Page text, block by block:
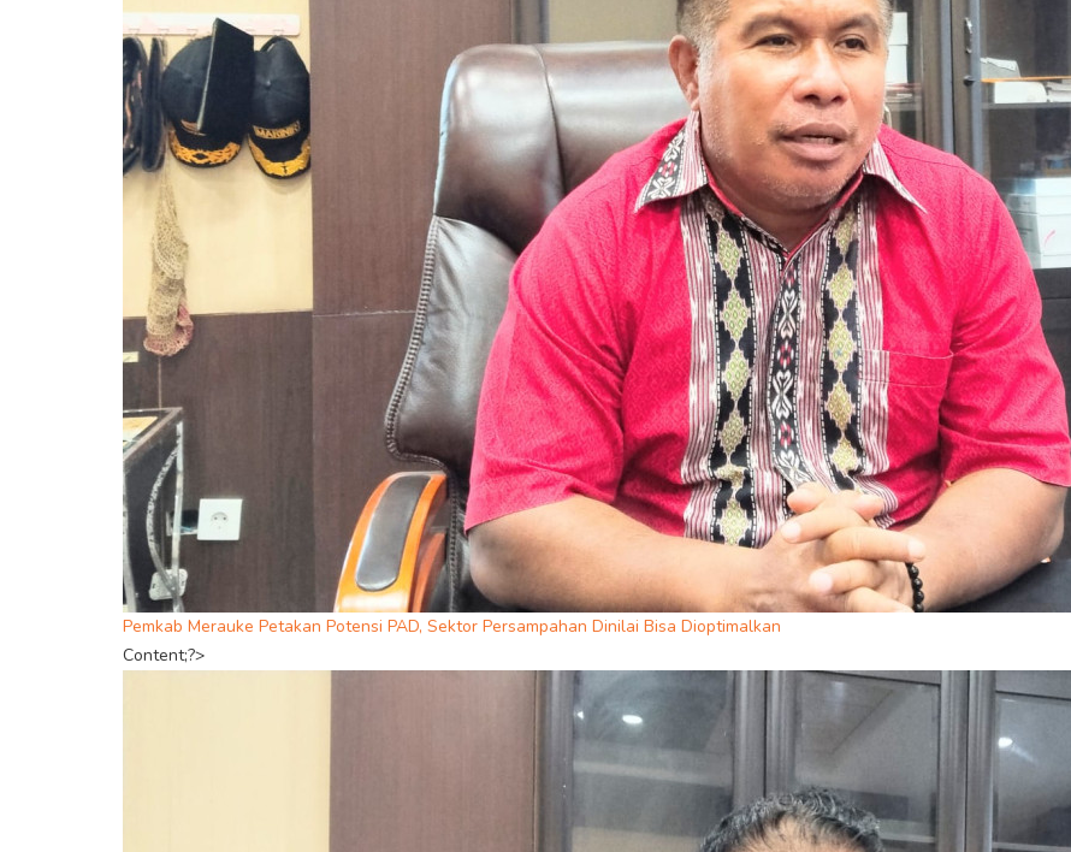
Pemkab Merauke Petakan Potensi PAD, Sektor Persampahan Dinilai Bisa Dioptimalkan
Content;?>